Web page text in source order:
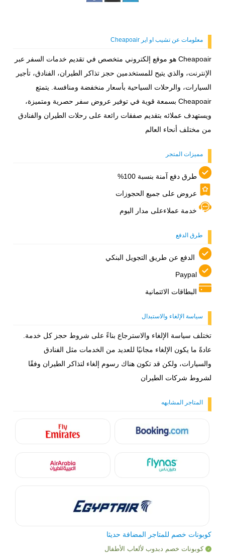
معلومات عن تشيب او اير Cheapoair
Cheapoair هو موقع إلكتروني متخصص في تقديم خدمات السفر عبر
الإنترنت، والذي يتيح للمستخدمين حجز تذاكر الطيران، الفنادق، تأجير
السيارات، والرحلات السياحية بأسعار منخفضة ومنافسة. يتمتع
Cheapoair بسمعة قوية في توفير عروض سفر حصرية ومتميزة،
ويستهدف عملائه بتقديم صفقات رائعة على رحلات الطيران والفنادق
من مختلف أنحاء العالم
مميزات المتجر
طرق دفع آمنة بنسبة 100%
عروض على جميع الحجوزات
خدمة عملاءعلى مدار اليوم
طرق الدفع
الدفع عن طريق التجويل البنكي
Paypal
البطاقات الائتمانية
سياسة الإلغاء والاستبدال
تختلف سياسة الإلغاء والاسترجاع بناءً على شروط حجز كل خدمة.
عادةً ما يكون الإلغاء مجانيًا للعديد من الخدمات مثل الفنادق
والسيارات، ولكن قد تكون هناك رسوم إلغاء لتذاكر الطيران وفقًا
لشروط شركات الطيران
المتاجر المشابهه
كوبونات خصم للمتاجر المضافة حديثا
كوبونات خصم دبدوب لألعاب الأطفال